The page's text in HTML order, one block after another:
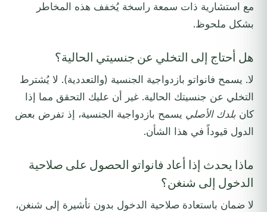
مع استشارية ذات سمعة راسخة يُخفف هذه المخاطر
بشكل ملحوظ.
هل أحتاج إلى التخلي عن جنسيتي الحالية؟
لا. يسمح فانواتو بازدواجية الجنسية (والتعددية). لا يُشترط
التخلي عن جنسيتك الحالية. غير أن عليك التحقق مما إذا
كان بلدك الأصلي يسمح بازدواجية الجنسية، إذ تفرض بعض
الدول قيوداً في هذا الشأن.
ماذا يحدث إذا أعاد فانواتو الحصول على صلاحية
الدخول إلى شنغن؟
لا ضمان باستعادة صلاحية الدخول بدون تأشيرة إلى شنغن،